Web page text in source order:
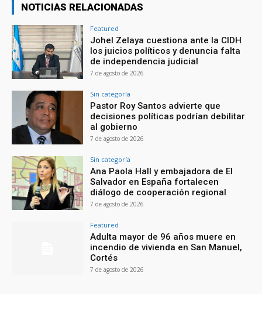
NOTICIAS RELACIONADAS
Featured
Johel Zelaya cuestiona ante la CIDH
los juicios políticos y denuncia falta
de independencia judicial
7 de agosto de 2026
Sin categoría
Pastor Roy Santos advierte que
decisiones políticas podrían debilitar
al gobierno
7 de agosto de 2026
Sin categoría
Ana Paola Hall y embajadora de El
Salvador en España fortalecen
diálogo de cooperación regional
7 de agosto de 2026
Featured
Adulta mayor de 96 años muere en
incendio de vivienda en San Manuel,
Cortés
7 de agosto de 2026